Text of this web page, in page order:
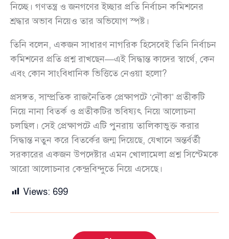
নিচ্ছে। গণতন্ত্র ও জনগণের ইচ্ছার প্রতি নির্বাচন কমিশনের
শ্রদ্ধার অভাব নিয়েও তার অভিযোগ স্পষ্ট।
তিনি বলেন, একজন সাধারণ নাগরিক হিসেবেই তিনি নির্বাচন
কমিশনের প্রতি প্রশ্ন রাখছেন—এই সিদ্ধান্ত কাদের স্বার্থে, কেন
এবং কোন সাংবিধানিক ভিত্তিতে নেওয়া হলো?
প্রসঙ্গত, সাম্প্রতিক রাজনৈতিক প্রেক্ষাপটে ‘নৌকা’ প্রতীকটি
নিয়ে নানা বিতর্ক ও প্রতীকটির ভবিষ্যৎ নিয়ে আলোচনা
চলছিল। সেই প্রেক্ষাপটে এটি পুনরায় তালিকাভুক্ত করার
সিদ্ধান্ত নতুন করে বিতর্কের জন্ম দিয়েছে, যেখানে অন্তর্বর্তী
সরকারের একজন উপদেষ্টার এমন খোলামেলা প্রশ্ন সিস্টেমকে
আরো আলোচনার কেন্দ্রবিন্দুতে নিয়ে এসেছে।
Views: 699